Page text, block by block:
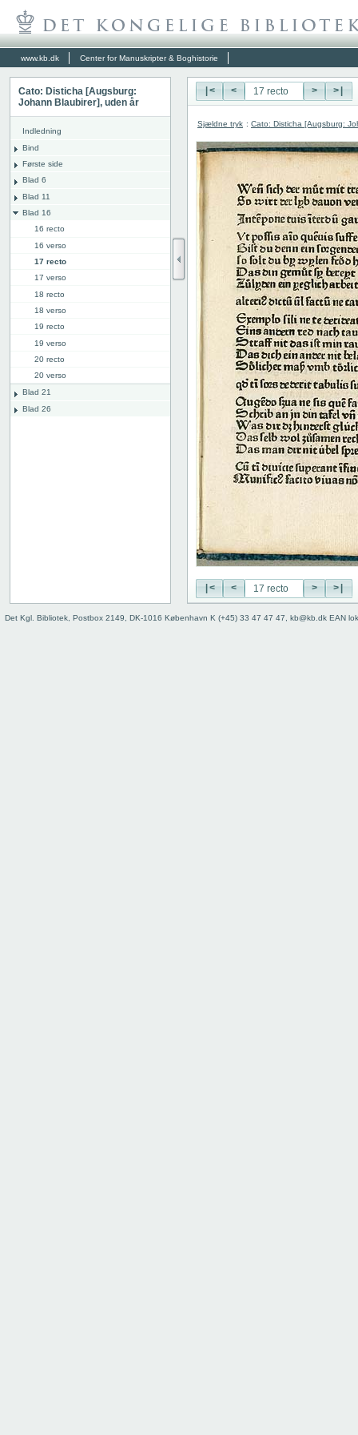
www.kb.dk Center for Manuskripter & Boghistorie
Cato: Disticha [Augsburg:
Johann Blaubirer], uden år
Indledning
Bind
Første side
Blad 6
Blad 11
Blad 16
16 recto
16 verso
17 recto
17 verso
18 recto
18 verso
19 recto
19 verso
20 recto
20 verso
Blad 21
Blad 26
|< < > >|
Sjældne tryk : Cato: Disticha [Augsburg:
|< < > >|
Det Kgl. Bibliotek, Postbox 2149, DK-1016 København K (+45) 33 47 47 47, kb@kb.dk EAN